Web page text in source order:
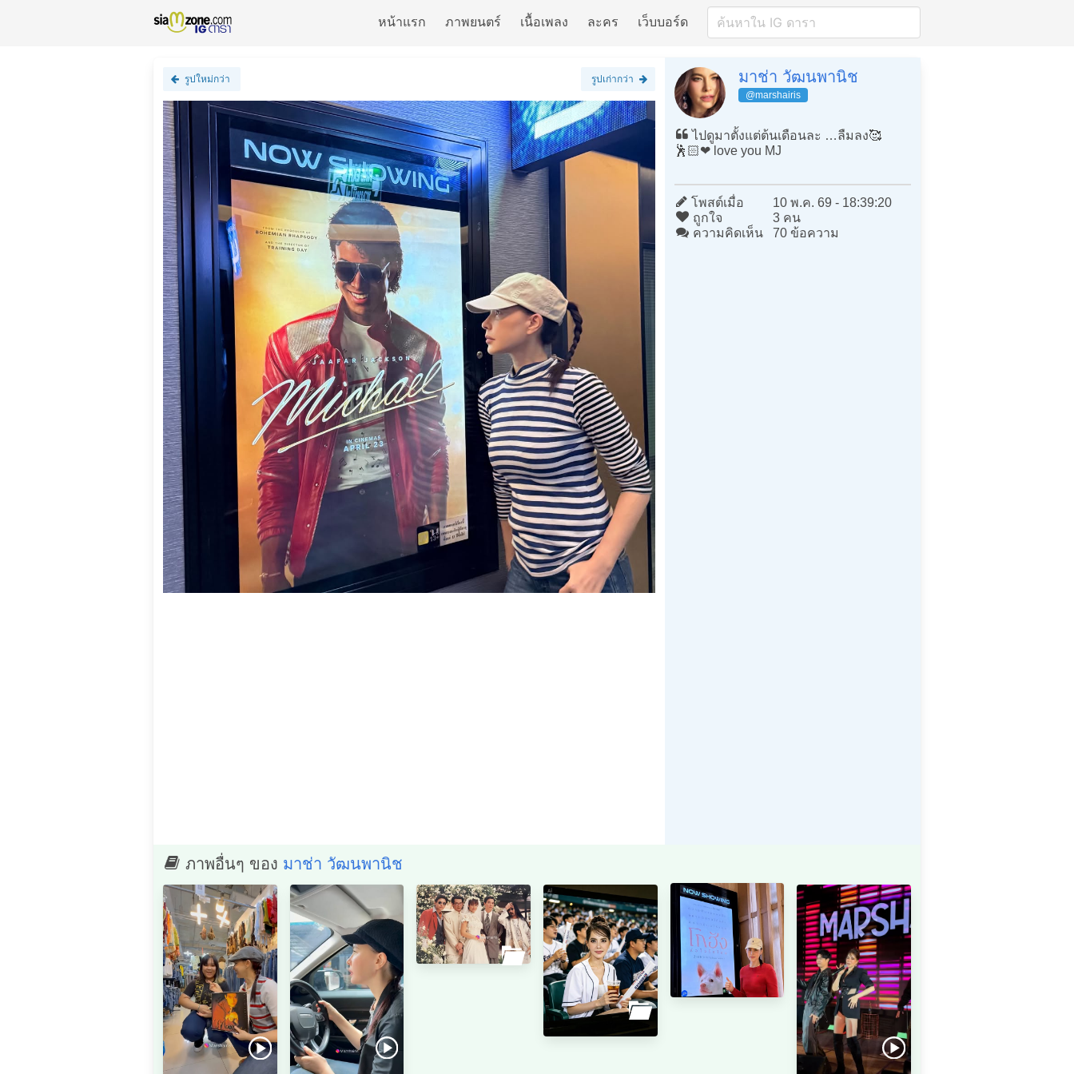
หน้าแรก ภาพยนตร์ เนื้อเพลง ละคร เว็บบอร์ด
รูปใหม่กว่า รูปเก่ากว่า มาช่า วัฒนพานิช
@marshairis
ไปดูมาตั้งแต่ต้นเดือนละ …ลืมลง🥰
🕺🏻❤️ love you MJ
โพสต์เมื่อ
10 พ.ค. 69 - 18:39:20
ถูกใจ
3 คน
ความคิดเห็น
70 ข้อความ
ภาพอื่นๆ ของ มาช่า วัฒนพานิช